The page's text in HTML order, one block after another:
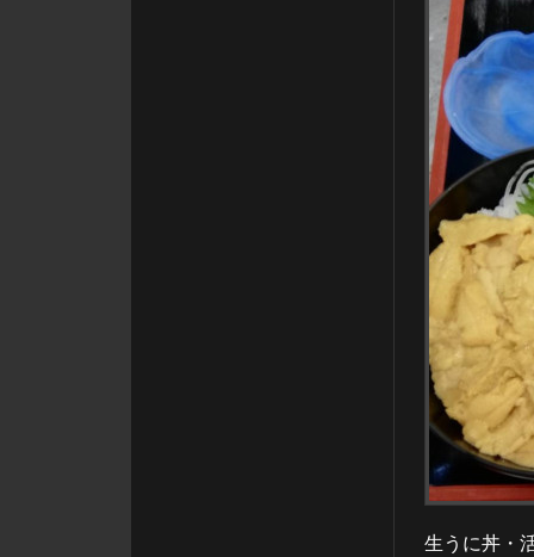
生うに丼・